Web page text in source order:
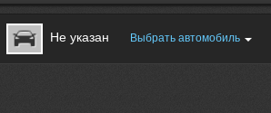
Не указан Выбрать автомобиль